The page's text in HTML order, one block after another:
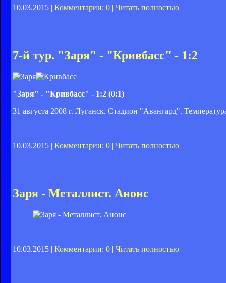
10.03.2015 | Комментарии: 0 | Читать полностью
7-й тур. "Заря" - "Кривбасс" - 1:2
"Заря" - "Кривбасс" - 1:2 (0:1)
31 августа 2008 г. Луганск. Стадион "Авангард".
10.03.2015 | Комментарии: 0 | Читать полностью
Заря - Металлист. Анонс
10.03.2015 | Комментарии: 0 | Читать полностью